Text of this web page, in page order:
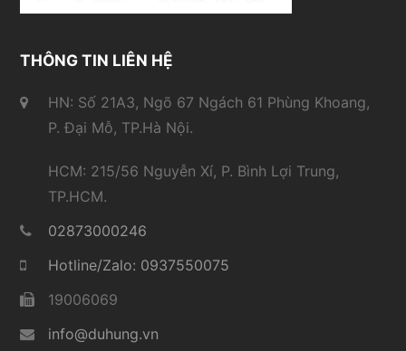
THÔNG TIN LIÊN HỆ
HN: Số 21A3, Ngõ 67 Ngách 61 Phùng Khoang,
P. Đại Mỗ, TP.Hà Nội.
HCM: 215/56 Nguyễn Xí, P. Bình Lợi Trung,
TP.HCM.
02873000246
Hotline/Zalo: 0937550075
19006069
info@duhung.vn